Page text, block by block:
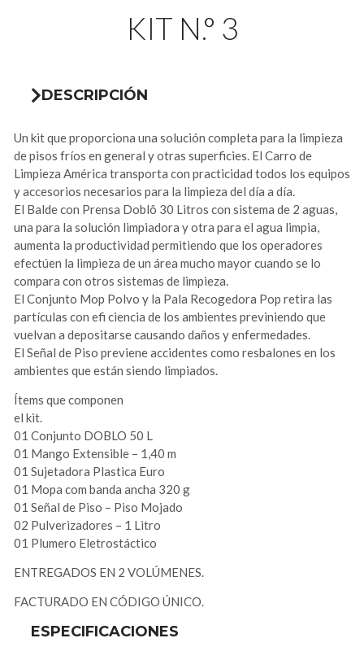
KIT N.° 3
DESCRIPCIÓN
Un kit que proporciona una solución completa para la limpieza
de pisos fríos en general y otras superficies. El Carro de
Limpieza América transporta con practicidad todos los equipos
y accesorios necesarios para la limpieza del día a día.
El Balde con Prensa Doblô 30 Litros con sistema de 2 aguas,
una para la solución limpiadora y otra para el agua limpia,
aumenta la productividad permitiendo que los operadores
efectúen la limpieza de un área mucho mayor cuando se lo
compara con otros sistemas de limpieza.
El Conjunto Mop Polvo y la Pala Recogedora Pop retira las
partículas con efi ciencia de los ambientes previniendo que
vuelvan a depositarse causando daños y enfermedades.
El Señal de Piso previene accidentes como resbalones en los
ambientes que están siendo limpiados.
Ítems que componen
el kit.
01 Conjunto DOBLO 50 L
01 Mango Extensible – 1,40 m
01 Sujetadora Plastica Euro
01 Mopa com banda ancha 320 g
01 Señal de Piso – Piso Mojado
02 Pulverizadores – 1 Litro
01 Plumero Eletrostáctico
ENTREGADOS EN 2 VOLÚMENES.
FACTURADO EN CÓDIGO ÚNICO.
ESPECIFICACIONES